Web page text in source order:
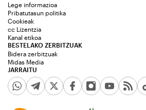
JARRAITU
Lege informazioa
Pribatutasun politika
Cookieak
cc Lizentzia
Kanal etikoa
BESTELAKO ZERBITZUAK
Bidera zerbitzuak
Midas Media